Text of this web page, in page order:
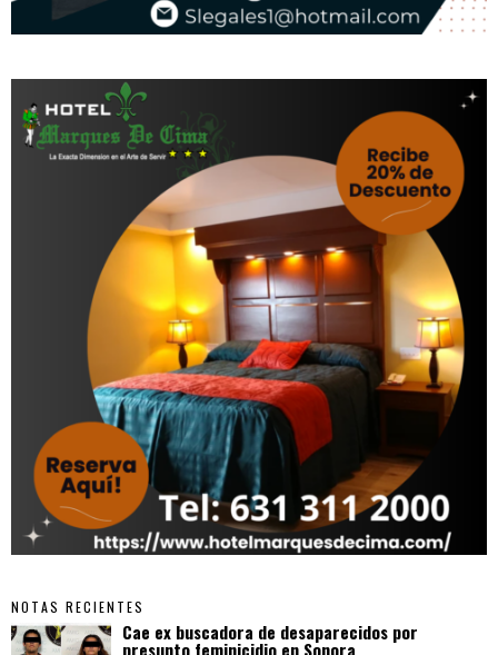
NOTAS RECIENTES
Cae ex buscadora de desaparecidos por
presunto feminicidio en Sonora